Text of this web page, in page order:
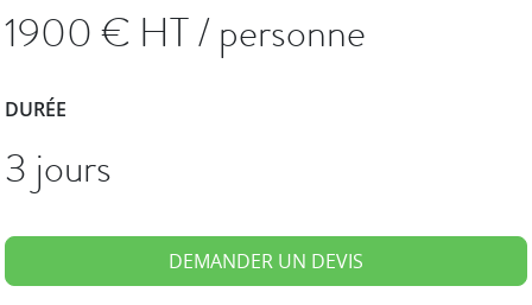
1900€ HT / personne
DURÉE
3 jours
DEMANDER UN DEVIS